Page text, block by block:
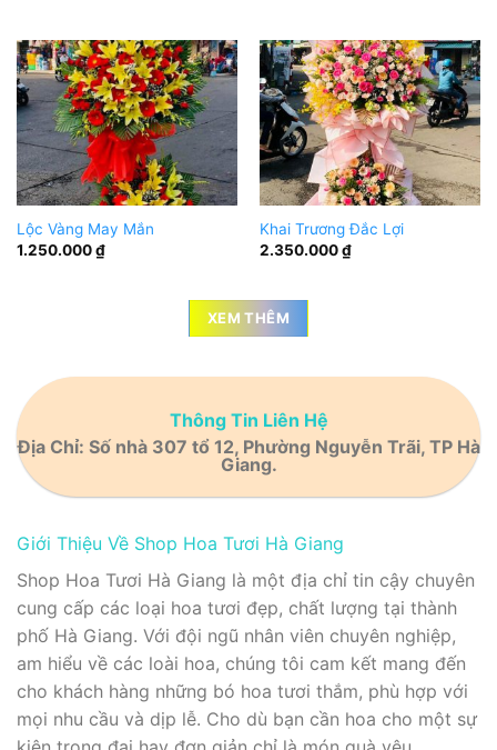
Lộc Vàng May Mắn
1.250.000₫
Khai Trương Đắc Lợi
2.350.000₫
XEM THÊM
Thông Tin Liên Hệ
Địa Chỉ: Số nhà 307 tổ 12, Phường Nguyễn Trãi, TP Hà
Giang.
Giới Thiệu Về Shop Hoa Tươi Hà Giang
Shop Hoa Tươi Hà Giang là một địa chỉ tin cậy chuyên
cung cấp các loại hoa tươi đẹp, chất lượng tại thành
phố Hà Giang. Với đội ngũ nhân viên chuyên nghiệp,
am hiểu về các loài hoa, chúng tôi cam kết mang đến
cho khách hàng những bó hoa tươi thắm, phù hợp với
mọi nhu cầu và dịp lễ. Cho dù bạn cần hoa cho một sự